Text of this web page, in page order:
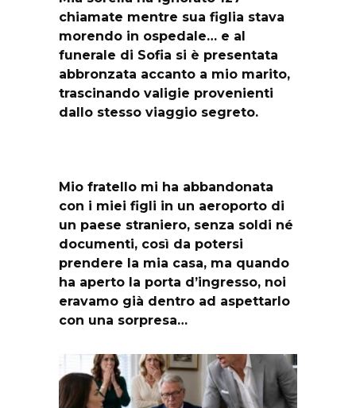
chiamate mentre sua figlia stava
morendo in ospedale… e al
funerale di Sofia si è presentata
abbronzata accanto a mio marito,
trascinando valigie provenienti
dallo stesso viaggio segreto.
Mio fratello mi ha abbandonata
con i miei figli in un aeroporto di
un paese straniero, senza soldi né
documenti, così da potersi
prendere la mia casa, ma quando
ha aperto la porta d’ingresso, noi
eravamo già dentro ad aspettarlo
con una sorpresa…